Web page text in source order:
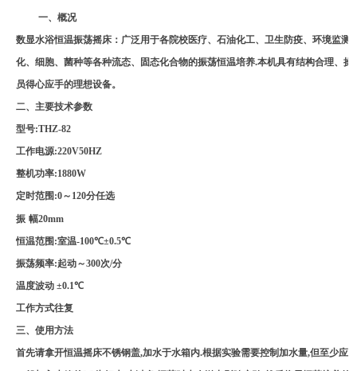
一、概况
数显水浴恒温振荡摇床：广泛用于各院校医疗、石油化工、卫生防疫、环境监测
化、细胞、菌种等各种流态、固态化合物的振荡恒温培养.本机具有结构合理、
员得心应手的理想设备。
二、主要技术参数
型号:THZ-82
工作电源:220V50HZ
整机功率:1880W
定时范围:0～ 120分任选
振 幅20mm
恒温范围:室温-100℃±0.5℃
振荡频率:起动～300次/分
温度波动 ±0.1℃
工作方式往复
三、使用方法
首先请拿开恒温摇床不锈钢盖,加水于水箱内.根据实验需要控制加水量,但至少应